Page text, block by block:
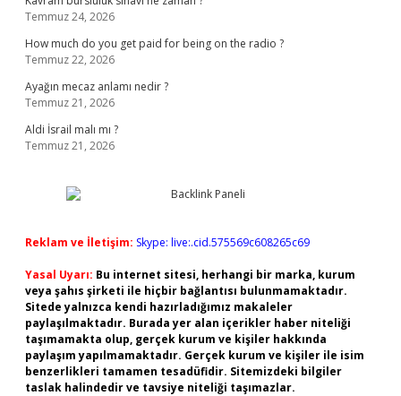
Temmuz 24, 2026
How much do you get paid for being on the radio ?
Temmuz 22, 2026
Ayağın mecaz anlamı nedir ?
Temmuz 21, 2026
Aldi İsrail malı mı ?
Temmuz 21, 2026
Reklam ve İletişim: Skype: live:.cid.575569c608265c69
Yasal Uyarı: Bu internet sitesi, herhangi bir marka, kurum
veya şahıs şirketi ile hiçbir bağlantısı bulunmamaktadır.
Sitede yalnızca kendi hazırladığımız makaleler
paylaşılmaktadır. Burada yer alan içerikler haber niteliği
taşımamakta olup, gerçek kurum ve kişiler hakkında
paylaşım yapılmamaktadır. Gerçek kurum ve kişiler ile isim
benzerlikleri tamamen tesadüfidir. Sitemizdeki bilgiler
taslak halindedir ve tavsiye niteliği taşımazlar.